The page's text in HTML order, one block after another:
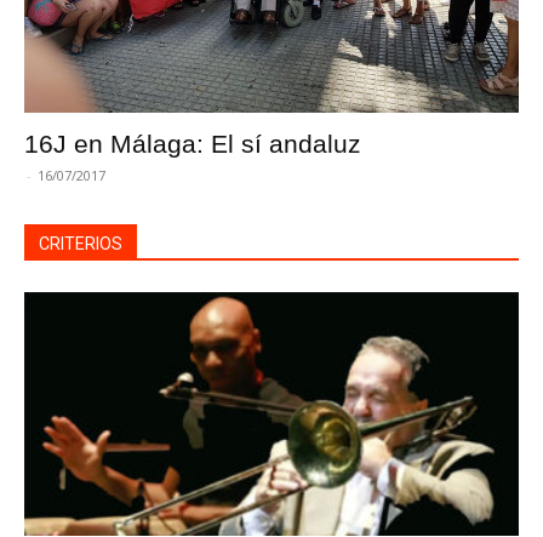
16J en Málaga: El sí andaluz
- 16/07/2017
CRITERIOS